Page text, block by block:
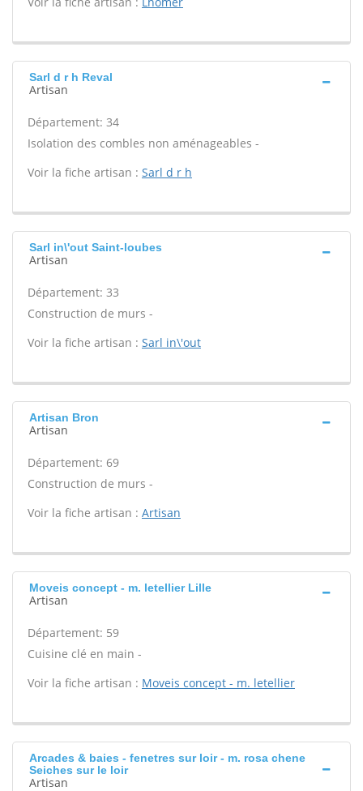
Sarl d r h Reval
Artisan
Département: 34
Isolation des combles non aménageables -
Voir la fiche artisan : Sarl d r h
Sarl in\'out Saint-loubes
Artisan
Département: 33
Construction de murs -
Voir la fiche artisan : Sarl in\'out
Artisan Bron
Artisan
Département: 69
Construction de murs -
Voir la fiche artisan : Artisan
Moveis concept - m. letellier Lille
Artisan
Département: 59
Cuisine clé en main -
Voir la fiche artisan : Moveis concept - m. letellier
Arcades & baies - fenetres sur loir - m. rosa chene
Seiches sur le loir
Artisan